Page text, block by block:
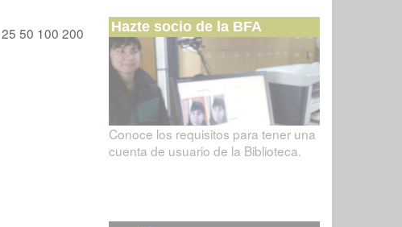
25 50 100 200 Hazte socio de la BFA
Conoce los requisitos para tener una
cuenta de usuario de la Biblioteca.